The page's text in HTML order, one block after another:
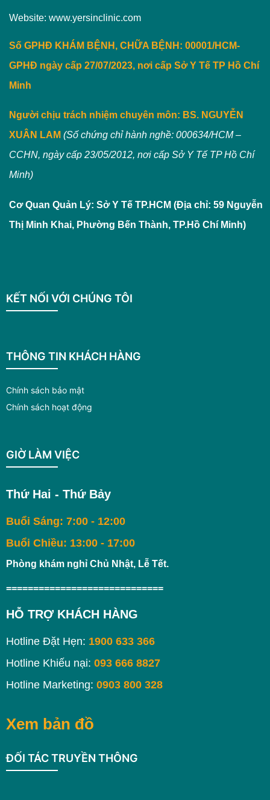
Website: www.yersinclinic.com
Số GPHĐ KHÁM BỆNH, CHỮA BỆNH: 00001/HCM-
GPHĐ ngày cấp 27/07/2023, nơi cấp Sở Y Tế TP Hồ Chí
Minh
Người chịu trách nhiệm chuyên môn: BS. NGUYỄN
XUÂN LAM (Số chứng chỉ hành nghề: 000634/HCM –
CCHN, ngày cấp 23/05/2012, nơi cấp Sở Y Tế TP Hồ Chí
Minh)
Cơ Quan Quản Lý: Sở Y Tế TP.HCM (Địa chỉ: 59 Nguyễn
Thị Minh Khai, Phường Bến Thành, TP.Hồ Chí Minh)
KẾT NỐI VỚI CHÚNG TÔI
THÔNG TIN KHÁCH HÀNG
Chính sách bảo mật
Chính sách hoạt động
GIỜ LÀM VIỆC
Thứ Hai - Thứ Bảy
Buổi Sáng: 7:00 - 12:00
Buổi Chiều: 13:00 - 17:00
Phòng khám nghỉ Chủ Nhật, Lễ Tết.
=============================
HỖ TRỢ KHÁCH HÀNG
Hotline Đặt Hẹn: 1900 633 366
Hotline Khiếu nại: 093 666 8827
Hotline Marketing: 0903 800 328
Xem bản đồ
ĐỐI TÁC TRUYỀN THÔNG